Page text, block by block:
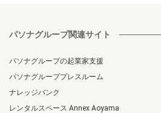
パソナグループ関連サイト
パソナグループの起業家支援
パソナグループプレスルーム
ナレッジバンク
レンタルスペース Annex Aoyama